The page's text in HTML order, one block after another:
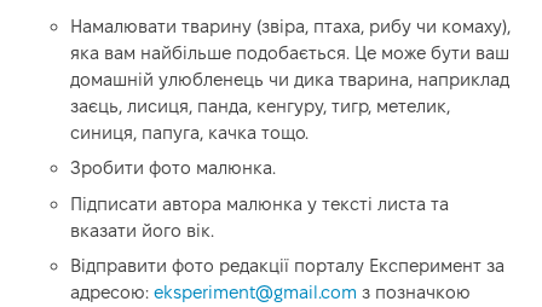
Намалювати тварину (звіра, птаха, рибу чи комаху),
яка вам найбільше подобається. Це може бути ваш
домашній улюбленець чи дика тварина, наприклад
заєць, лисиця, панда, кенгуру, тигр, метелик,
синиця, папуга, качка тощо.
Зробити фото малюнка.
Підписати автора малюнка у тексті листа та
вказати його вік.
Відправити фото редакції порталу Експеримент за
адресою: eksperiment@gmail.com з позначкою